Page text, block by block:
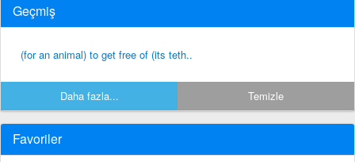
Geçmiş
(for an animal) to get free of (its teth..
Daha fazla... Temizle
Favoriler